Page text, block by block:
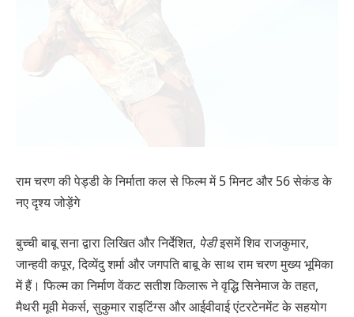
राम चरण की पेड्डी के निर्माता कल से फिल्म में 5 मिनट और 56 सेकंड के
नए दृश्य जोड़ेंगे
बुच्ची बाबू सना द्वारा लिखित और निर्देशित, पेडीइसमें शिव राजकुमार,
जान्हवी कपूर, दिव्येंदु शर्मा और जगपति बाबू के साथ राम चरण मुख्य भूमिका
में हैं। फिल्म का निर्माण वेंकट सतीश किलारू ने वृद्धि सिनेमाज के तहत,
मैथरी मूवी मेकर्स, सुकुमार राइटिंग्स और आईवीवाई एंटरटेनमेंट के सहयोग